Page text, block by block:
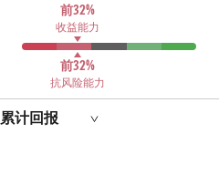
理、2024年01月至今任东方红汇享债券型证券
投资基金基金经理。帝国理工学院金融学硕
士。曾任国信证券股份有限公司助理分析
师，上海东方证券资产管理有限公司投资支
持高级经理。具备证券投资基金从业资格。
前32%
收益能力
前32%
抗风险能力
累计回报